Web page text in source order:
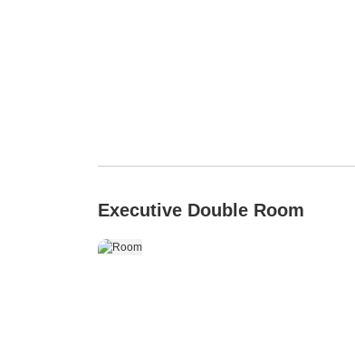
Executive Double Room